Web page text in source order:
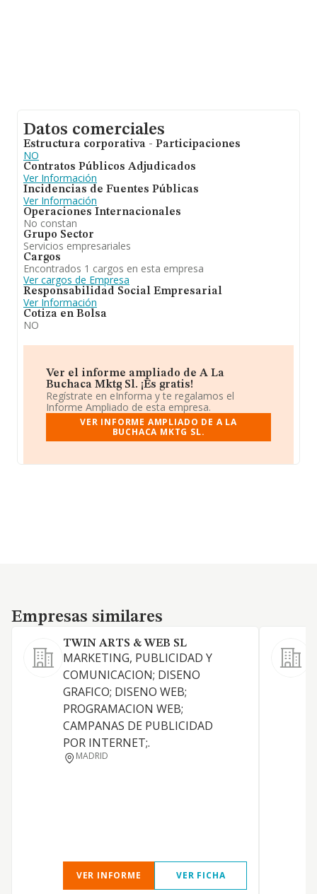
Datos comerciales
Estructura corporativa - Participaciones
NO
Contratos Públicos Adjudicados
Ver Información
Incidencias de Fuentes Públicas
Ver Información
Operaciones Internacionales
No constan
Grupo Sector
Servicios empresariales
Cargos
Encontrados 1 cargos en esta empresa
Ver cargos de Empresa
Responsabilidad Social Empresarial
Ver Información
Cotiza en Bolsa
NO
Ver el informe ampliado de A La
Buchaca Mktg Sl. ¡Es gratis!
Regístrate en eInforma y te regalamos el
Informe Ampliado de esta empresa.
VER INFORME AMPLIADO DE A LA
BUCHACA MKTG SL.
Empresas similares
Empresas similares
TWIN ARTS & WEB SL
MARKETING, PUBLICIDAD Y
COMUNICACION; DISENO
GRAFICO; DISENO WEB;
PROGRAMACION WEB;
CAMPANAS DE PUBLICIDAD
POR INTERNET;.
MADRID
VER INFORME VER FICHA